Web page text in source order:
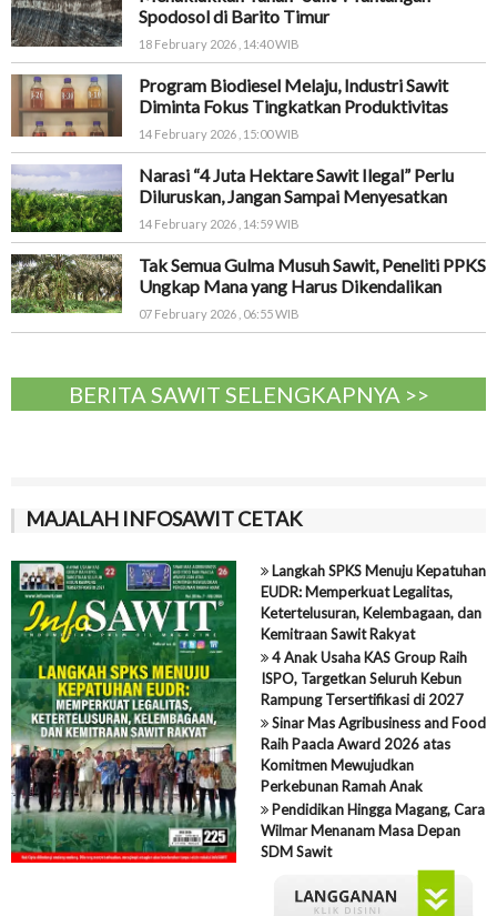
Spodosol di Barito Timur
18 February 2026 , 14:40 WIB
Program Biodiesel Melaju, Industri Sawit
Diminta Fokus Tingkatkan Produktivitas
14 February 2026 , 15:00 WIB
Narasi “4 Juta Hektare Sawit Ilegal” Perlu
Diluruskan, Jangan Sampai Menyesatkan
14 February 2026 , 14:59 WIB
Tak Semua Gulma Musuh Sawit, Peneliti PPKS
Ungkap Mana yang Harus Dikendalikan
07 February 2026 , 06:55 WIB
BERITA SAWIT SELENGKAPNYA >>
MAJALAH INFOSAWIT CETAK
Langkah SPKS Menuju Kepatuhan
EUDR: Memperkuat Legalitas,
Ketertelusuran, Kelembagaan, dan
Kemitraan Sawit Rakyat
4 Anak Usaha KAS Group Raih
ISPO, Targetkan Seluruh Kebun
Rampung Tersertifikasi di 2027
Sinar Mas Agribusiness and Food
Raih Paacla Award 2026 atas
Komitmen Mewujudkan
Perkebunan Ramah Anak
Pendidikan Hingga Magang, Cara
Wilmar Menanam Masa Depan
SDM Sawit